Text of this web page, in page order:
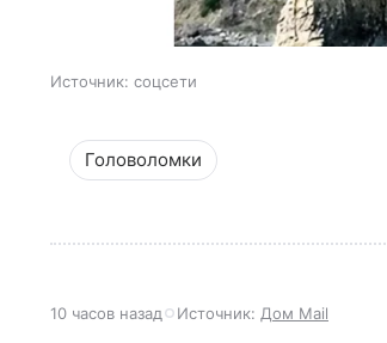
Источник: соцсети
Головоломки
10 часов назад Источник: Дом Mail